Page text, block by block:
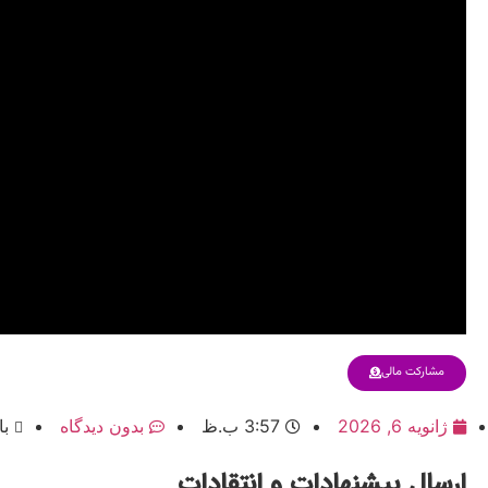
مشارکت مالی
ژانویه 6, 2026 3:57 ب.ظ بدون دیدگاه